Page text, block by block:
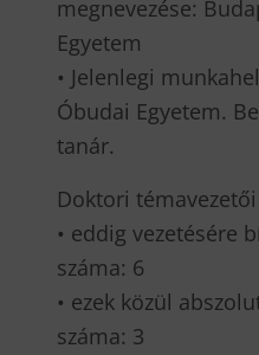
megnevezése:
Egyetem
• Jelenlegi
Óbudai Egyetem.
tanár.
Doktori
• eddig vezetésére
száma: 6
• ezek közül
száma: 3